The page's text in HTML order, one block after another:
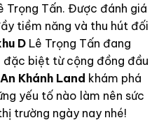
Trọng Tấn. Được đánh giá
tiềm năng và thu hút đối
D Lê Trọng Tấn đang
đặc biệt từ cộng đồng đầu
An Khánh Land khám phá
yếu tố nào làm nên sức
trường ngày nay nhé!